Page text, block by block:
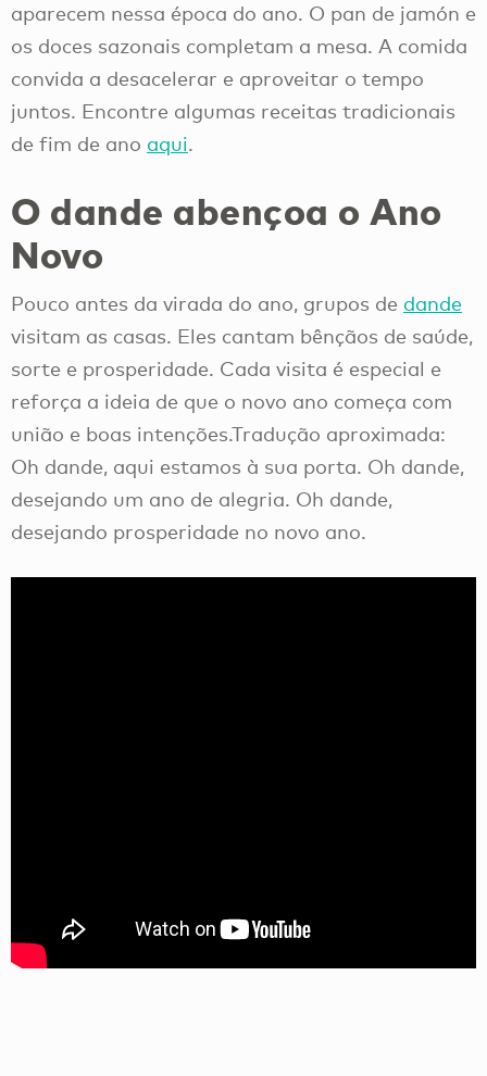
aparecem nessa época do ano. O pan de jamón e
os doces sazonais completam a mesa. A comida
convida a desacelerar e aproveitar o tempo
juntos. Encontre algumas receitas tradicionais
de fim de ano aqui.
O dande abençoa o Ano
Novo
Pouco antes da virada do ano, grupos de dande
visitam as casas. Eles cantam bênçãos de saúde,
sorte e prosperidade. Cada visita é especial e
reforça a ideia de que o novo ano começa com
união e boas intenções.Tradução aproximada:
Oh dande, aqui estamos à sua porta. Oh dande,
desejando um ano de alegria. Oh dande,
desejando prosperidade no novo ano.